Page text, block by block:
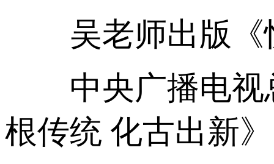
吴老师出版《
中央广播电视
根传统 化古出新》